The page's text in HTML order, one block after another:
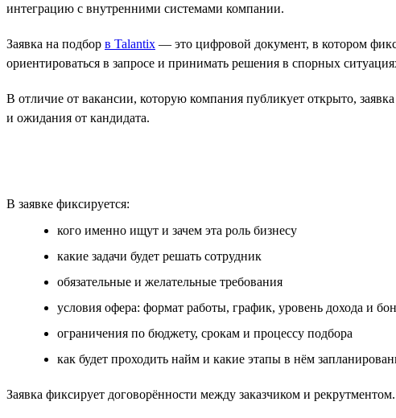
интеграцию с внутренними системами компании.
Заявка на подбор в Talantix — это цифровой документ, в котором
ориентироваться в запросе и принимать решения в спорных
В отличие от вакансии, которую компания публикует открыто,
и ожидания от кандидата.
В заявке фиксируется:
кого именно ищут и зачем эта роль бизнесу
какие задачи будет решать сотрудник
обязательные и желательные требования
условия офера: формат работы, график, уровень дохода и
ограничения по бюджету, срокам и процессу подбора
как будет проходить найм и какие этапы в нём
Заявка фиксирует договорённости между заказчиком и